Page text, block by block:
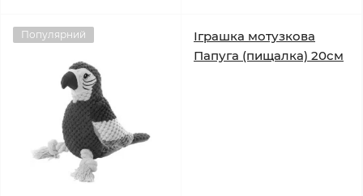
Популярний
Іграшка мотузкова
Папуга (пищалка) 20см